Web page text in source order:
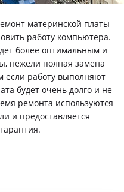
материнской платы
работу компьютера.
более оптимальным и
нежели полная замена
если работу выполняют
будет очень долго и не
ремонта используются
и предоставляется